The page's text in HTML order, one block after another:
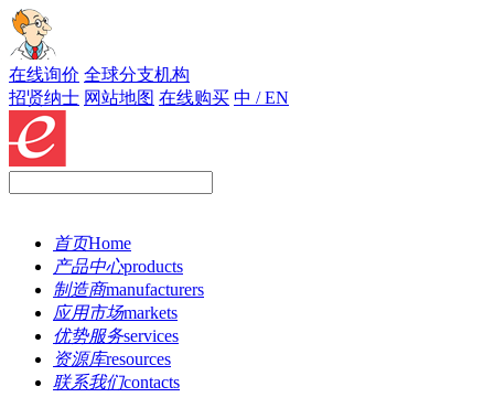
在线询价 全球分支机构
招贤纳士 网站地图 在线购买 中 / EN
首页Home
产品中心products
制造商manufacturers
应用市场markets
优势服务services
资源库resources
联系我们contacts